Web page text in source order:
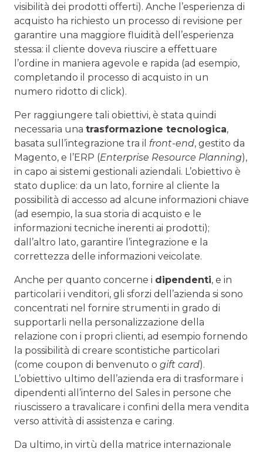
visibilità dei prodotti offerti). Anche l’esperienza di
acquisto ha richiesto un processo di revisione per
garantire una maggiore fluidità dell’esperienza
stessa: il cliente doveva riuscire a effettuare
l’ordine in maniera agevole e rapida (ad esempio,
completando il processo di acquisto in un
numero ridotto di click).
Per raggiungere tali obiettivi, è stata quindi
necessaria una trasformazione tecnologica,
basata sull’integrazione tra il front-end, gestito da
Magento, e l’ERP (Enterprise Resource Planning),
in capo ai sistemi gestionali aziendali. L’obiettivo è
stato duplice: da un lato, fornire al cliente la
possibilità di accesso ad alcune informazioni chiave
(ad esempio, la sua storia di acquisto e le
informazioni tecniche inerenti ai prodotti);
dall’altro lato, garantire l’integrazione e la
correttezza delle informazioni veicolate.
Anche per quanto concerne i dipendenti, e in
particolari i venditori, gli sforzi dell’azienda si sono
concentrati nel fornire strumenti in grado di
supportarli nella personalizzazione della
relazione con i propri clienti, ad esempio fornendo
la possibilità di creare scontistiche particolari
(come coupon di benvenuto o gift card).
L’obiettivo ultimo dell’azienda era di trasformare i
dipendenti all’interno del Sales in persone che
riuscissero a travalicare i confini della mera vendita
verso attività di assistenza e caring.
Da ultimo, in virtù della matrice internazionale